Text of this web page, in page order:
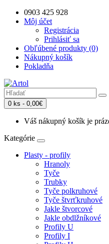
0903 425 928
Môj účet
Registrácia
Prihlásiť sa
Obľúbené produkty (0)
Nákupný košík
Pokladňa
0 ks - 0,00€
Váš nákupný košík je
Kategórie
Plasty - profily
Hranoly
Tyče
Trubky
Tyče polkruhové
Tyče štvrťkruhové
Jakle štvorcové
Jakle obdlžníkové
Profily U
Profily I